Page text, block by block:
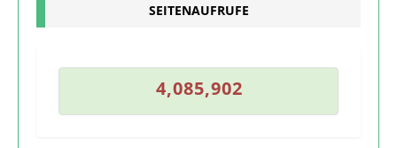
SEITENAUFRUFE
4
4
,
,
0
0
8
8
5
5
,
,
9
9
0
02
1